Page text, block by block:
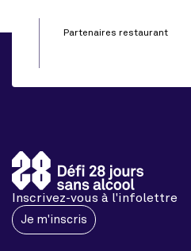
Partenaires restaurant
Inscrivez-vous à l'infolettre
Je m'inscris